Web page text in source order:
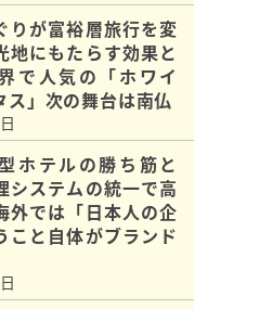
りが富裕層旅行を変
地にもたらす効果と
で人気の「ホワイ
ス」次の舞台は南仏
ホテルの勝ち筋と
ステムの統一で高
外では「日本人の企
こと自体がブランド